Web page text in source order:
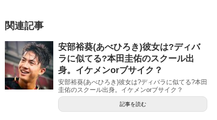
関連記事
安部裕葵(あべひろき)彼女は?ディバ
ラに似てる?本田圭佑のスクール出
身。イケメンorブサイク？
安部裕葵(あべひろき)彼女は?ディバラに似てる?本田
圭佑のスクール出身。イケメンorブサイク？
記事を読む